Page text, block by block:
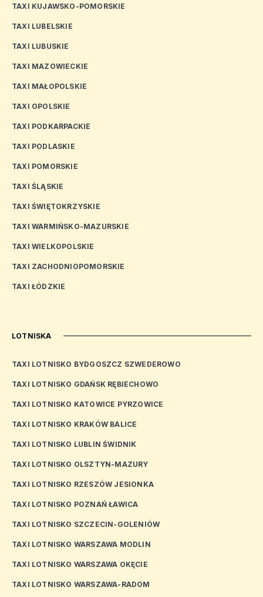
TAXI KUJAWSKO-POMORSKIE
TAXI LUBELSKIE
TAXI LUBUSKIE
TAXI MAZOWIECKIE
TAXI MAŁOPOLSKIE
TAXI OPOLSKIE
TAXI PODKARPACKIE
TAXI PODLASKIE
TAXI POMORSKIE
TAXI ŚLĄSKIE
TAXI ŚWIĘTOKRZYSKIE
TAXI WARMIŃSKO-MAZURSKIE
TAXI WIELKOPOLSKIE
TAXI ZACHODNIOPOMORSKIE
TAXI ŁÓDZKIE
LOTNISKA
TAXI LOTNISKO BYDGOSZCZ SZWEDEROWO
TAXI LOTNISKO GDAŃSK RĘBIECHOWO
TAXI LOTNISKO KATOWICE PYRZOWICE
TAXI LOTNISKO KRAKÓW BALICE
TAXI LOTNISKO LUBLIN ŚWIDNIK
TAXI LOTNISKO OLSZTYN-MAZURY
TAXI LOTNISKO RZESZÓW JESIONKA
TAXI LOTNISKO POZNAŃ ŁAWICA
TAXI LOTNISKO SZCZECIN-GOLENIÓW
TAXI LOTNISKO WARSZAWA MODLIN
TAXI LOTNISKO WARSZAWA OKĘCIE
TAXI LOTNISKO WARSZAWA-RADOM